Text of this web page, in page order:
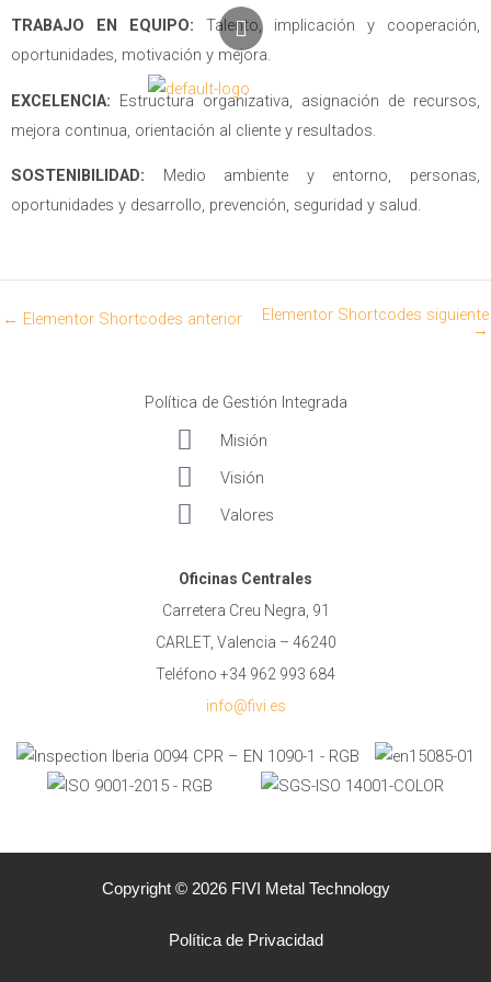
L
i
n
k
e
d
n
TRABAJO EN EQUIPO: Talento, implicación y cooperación,
oportunidades, motivación y mejora.
EXCELENCIA: Estructura organizativa, asignación de recursos,
mejora continua, orientación al cliente y resultados.
SOSTENIBILIDAD: Medio ambiente y entorno, personas,
oportunidades y desarrollo, prevención, seguridad y salud.
← Elementor Shortcodes anterior Elementor Shortcodes siguiente
→
Política de Gestión Integrada
Misión
Visión
Valores
Oficinas Centrales
Carretera Creu Negra, 91
CARLET, Valencia – 46240
Teléfono +34 962 993 684
info@fivi.es
Copyright © 2026 FIVI Metal Technology
Política de Privacidad